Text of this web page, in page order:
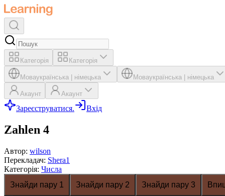
Категорія Категорія
Моваукраїнська німецька Моваукраїнська німецька
Акаунт Акаунт
Зареєструватися. Вхід
Zahlen 4
Автор: wilson
Перекладач: Shera1
Категорія: Числа
Знайди пару 1
Знайди пару 2 Знайди пару 3